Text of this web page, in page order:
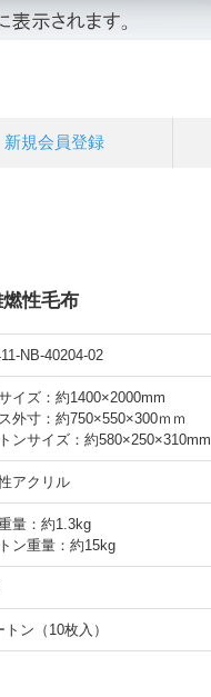
新規会員登録
性毛布
NB-40204-02
イズ：約1400×2000mm
外寸：約750×550×300ｍｍ
ンサイズ：約580×250×310mm
アクリル
量：約1.3kg
ン重量：約15kg
トン（10枚入）